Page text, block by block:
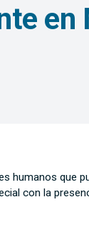
en
humanos que
con la